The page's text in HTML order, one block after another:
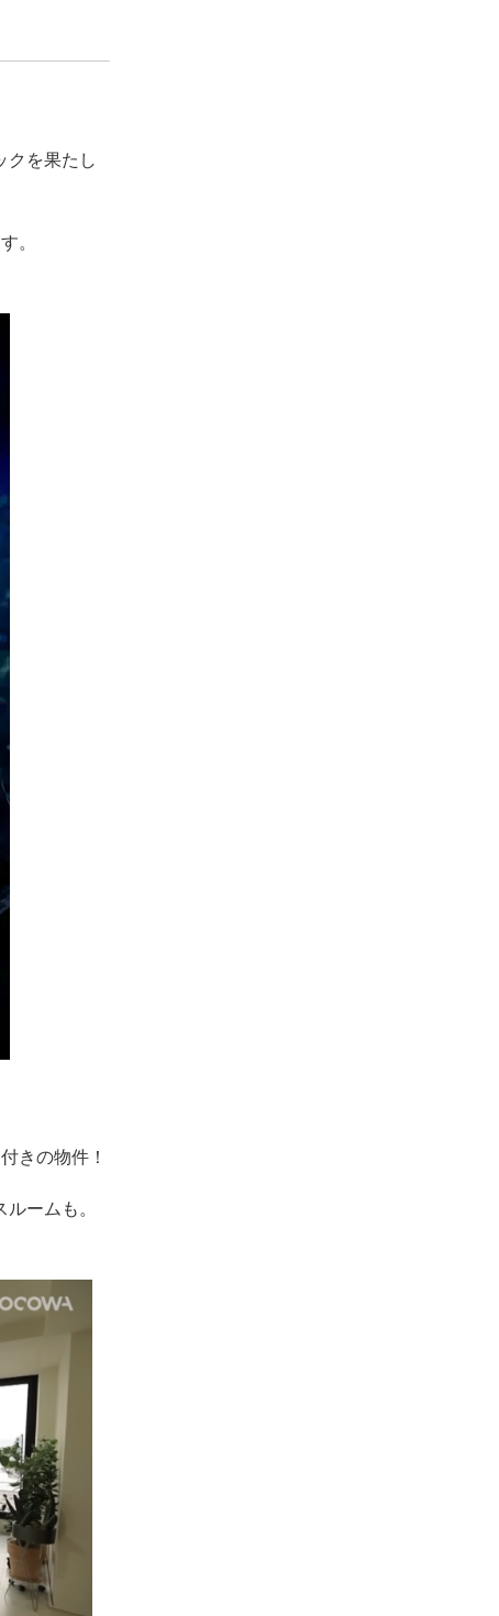
クを果たし
。
きの物件！
ームも。